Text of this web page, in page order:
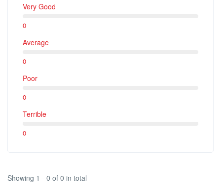
Very Good
0
Average
0
Poor
0
Terrible
0
Showing 1 - 0 of 0 in total